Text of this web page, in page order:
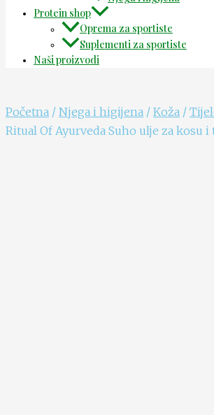
Protein shop
Oprema za sportiste
Suplementi za sportiste
Naši proizvodi
Početna / Njega i higijena / Koža /
Ritual Of Ayurveda Suho ulje za kosu i